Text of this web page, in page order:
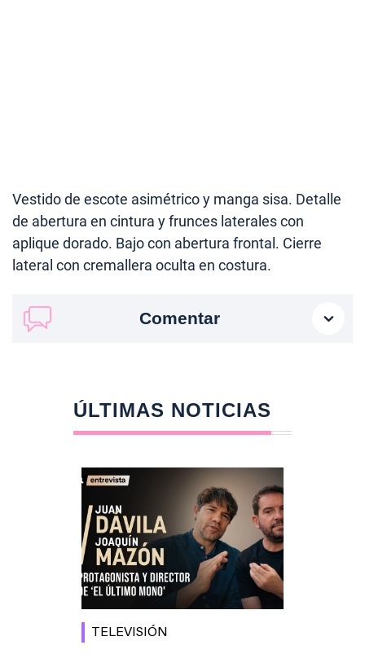
Vestido de escote asimétrico y manga sisa. Detalle
de abertura en cintura y frunces laterales con
aplique dorado. Bajo con abertura frontal. Cierre
lateral con cremallera oculta en costura.
Comentar
ÚLTIMAS NOTICIAS
TELEVISIÓN